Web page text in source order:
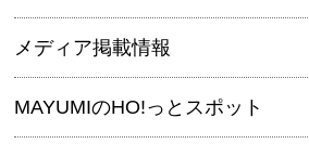
メディア掲載情報
MAYUMIのHO!っとスポット